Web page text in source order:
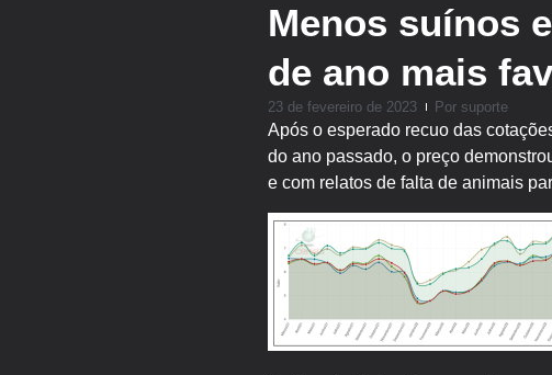
Menos suínos
de ano mais
23 de fevereiro de 2023 Por suporte
Após o esperado recuo das
do ano passado, o preço
e com relatos de falta de animais